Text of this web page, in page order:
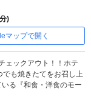
)
マップで開く
ェックアウト！！ホテ
でも焼きたてをお召し上
る『和食・洋食のモー